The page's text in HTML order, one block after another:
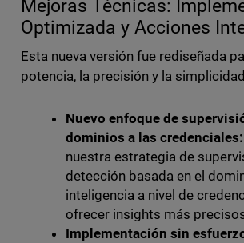
Mejoras Técnicas:
Optimizada y Acciones
Esta nueva versión fue rediseñada
potencia, la precisión y la
Nuevo enfoque de
dominios a las credenciales:
nuestra estrategia de
detección basada en el
inteligencia a nivel de
ofrecer insights más
Implementación sin